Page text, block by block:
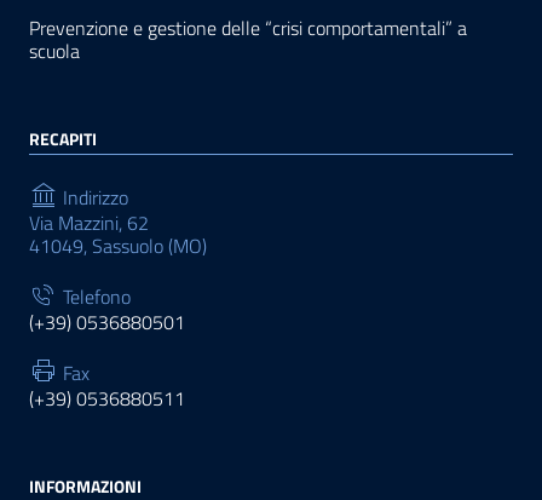
Prevenzione e gestione delle “crisi comportamentali” a
scuola
RECAPITI
Indirizzo
Via Mazzini, 62
41049, Sassuolo (MO)
Telefono
(+39) 0536880501
Fax
(+39) 0536880511
INFORMAZIONI